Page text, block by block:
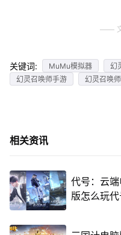
关键词: MuMu模拟器 幻
幻灵召唤师手游
幻灵召唤
相关资讯
代号：云
版怎么玩